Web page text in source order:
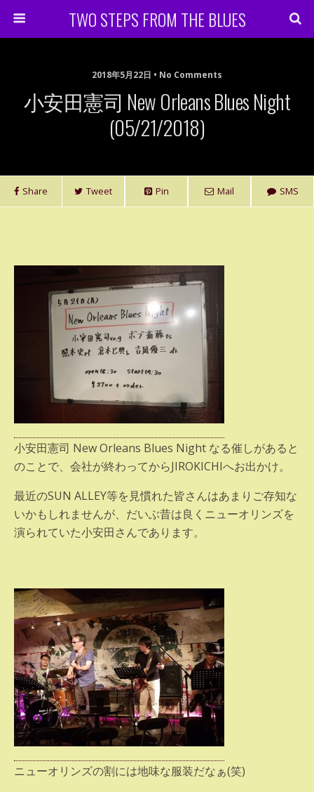
TWO STEPS FROM THE BLUES
2018年5月22日 • No Comments
小安田憲司 New Orleans Blues Night
(05/21/2018)
Share Tweet Pin Mail SMS
小安田憲司 New Orleans Blues Night なる催しがあると
のことで、会社が終わってからJIROKICHIへお出かけ。
最近のSUN ALLEY等を見慣れた皆さんはあまりご存知な
いかもしれませんが、だいぶ昔は良くニューオリンズを
演られていた小安田さんであります。
ニューオリンズの割には地味な服装だなぁ(笑)